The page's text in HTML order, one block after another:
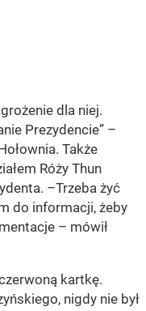
dla niej.
Prezydencie” –
Także
Róży Thun
–Trzeba żyć
do informacji, żeby
– mówił
kartkę.
nigdy nie był